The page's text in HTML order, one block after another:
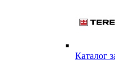
Каталог